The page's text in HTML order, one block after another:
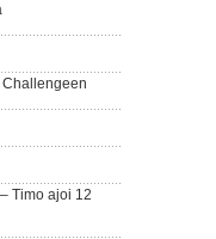
Timo ajoi 12